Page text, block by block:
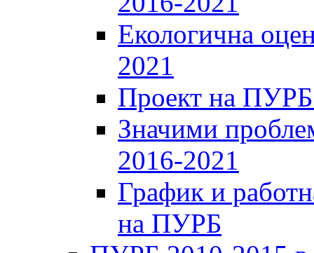
Екологична
2021
Проект на
Значими
2016-2021
График и
на ПУРБ